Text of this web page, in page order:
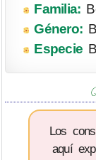
Familia:
Género:
Especie
Los
aquí